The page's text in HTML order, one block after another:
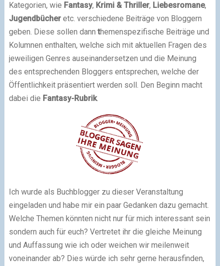
Kategorien, wie Fantasy, Krimi & Thriller, Liebesromane,
Jugendbücheretc. verschiedene Beiträge von Bloggern
geben. Diese sollen dannthemenspezifische Beiträge und
Kolumnen enthalten, welche sich mit aktuellen Fragen des
jeweiligen Genres auseinandersetzen und die Meinung
des entsprechenden Bloggers entsprechen, welche der
Öffentlichkeit präsentiert werden soll. Den Beginn macht
dabei die Fantasy-Rubrik.
Ich wurde als Buchblogger zu dieser Veranstaltung
eingeladen und habe mir ein paar Gedanken dazu gemacht.
Welche Themen könnten nicht nur für mich interessant sein
sondern auch für euch? Vertretet ihr die gleiche Meinung
und Auffassung wie ich oder weichen wir meilenweit
voneinander ab? Dies würde ich sehr gerne herausfinden,